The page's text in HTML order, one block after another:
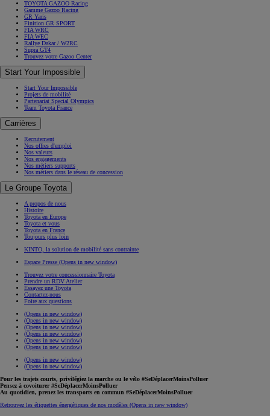
TOYOTA GAZOO Racing
Gamme Gazoo Racing
GR Yaris
Finition GR SPORT
FIA WRC
FIA WEC
Rallye Dakar / W2RC
Supra GT4
Trouvez votre Gazoo Center
Start Your Impossible
Start Your Impossible
Projets de mobilité
Partenariat Special Olympics
Team Toyota France
Carrières
Recrutement
Nos offres d'emploi
Nos valeurs
Nos engagements
Nos métiers supports
Nos métiers dans le réseau de concession
Le Groupe Toyota
A propos de nous
Histoire
Toyota en Europe
Toyota et vous
Toyota en France
Toujours plus loin
KINTO, la solution de mobilité sans contrainte
Espace Presse (Opens in new window)
Trouvez votre concessionnaire Toyota
Prendre un RDV Atelier
Essayez une Toyota
Contactez-nous
Foire aux questions
(Opens in new window)
(Opens in new window)
(Opens in new window)
(Opens in new window)
(Opens in new window)
(Opens in new window)
(Opens in new window)
(Opens in new window)
Pour les trajets courts, privilégiez la marche ou le vélo #SeDéplacerMoinsPolluer
Pensez à covoiturer #SeDéplacerMoinsPolluer
Au quotidien, prenez les transports en commun #SeDéplacerMoinsPolluer
Retrouvez les étiquettes énergétiques de nos modèles (Opens in new window)